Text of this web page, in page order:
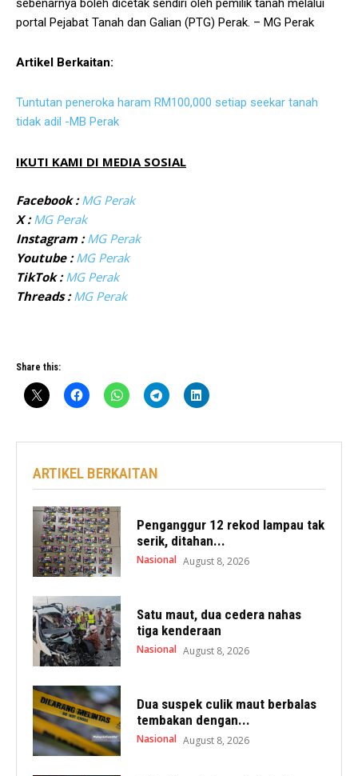
sebenarnya boleh dicetak sendiri oleh pemilik tanah melalui
portal Pejabat Tanah dan Galian (PTG) Perak. – MG Perak
Artikel Berkaitan:
Tuntutan peneroka haram RM100,000 setiap seekar tanah
tidak adil -MB Perak
IKUTI KAMI DI MEDIA SOSIAL
Facebook : MG Perak
X : MG Perak
Instagram : MG Perak
Youtube : MG Perak
TikTok : MG Perak
Threads : MG Perak
Share this:
ARTIKEL BERKAITAN
Penganggur 12 rekod lampau tak
serik, ditahan...
Nasional August 8, 2026
Satu maut, dua cedera nahas
tiga kenderaan
Nasional August 8, 2026
Dua suspek culik maut berbalas
tembakan dengan...
Nasional August 8, 2026